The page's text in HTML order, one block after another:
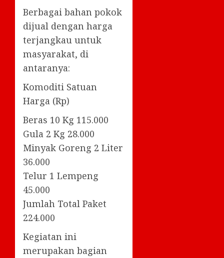
Berbagai bahan pokok
dijual dengan harga
terjangkau untuk
masyarakat, di
antaranya:
Komoditi Satuan
Harga (Rp)
Beras 10 Kg 115.000
Gula 2 Kg 28.000
Minyak Goreng 2 Liter
36.000
Telur 1 Lempeng
45.000
Jumlah Total Paket
224.000
Kegiatan ini
merupakan bagian